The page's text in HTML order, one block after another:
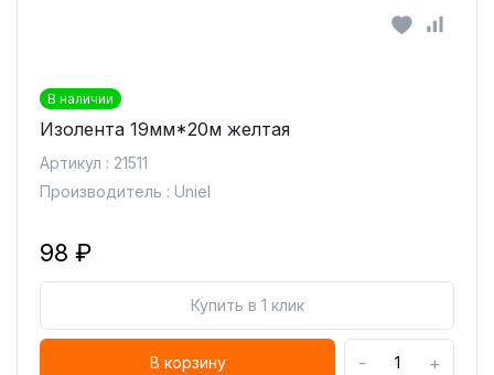
В наличии
Изолента 19мм*20м желтая
Артикул : 21511
Производитель : Uniel
98 ₽
Купить в 1 клик
В корзину - +